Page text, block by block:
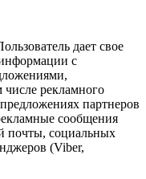
дает свое
с
рекламного
партнеров
сообщения
почты, социальных
(Viber,